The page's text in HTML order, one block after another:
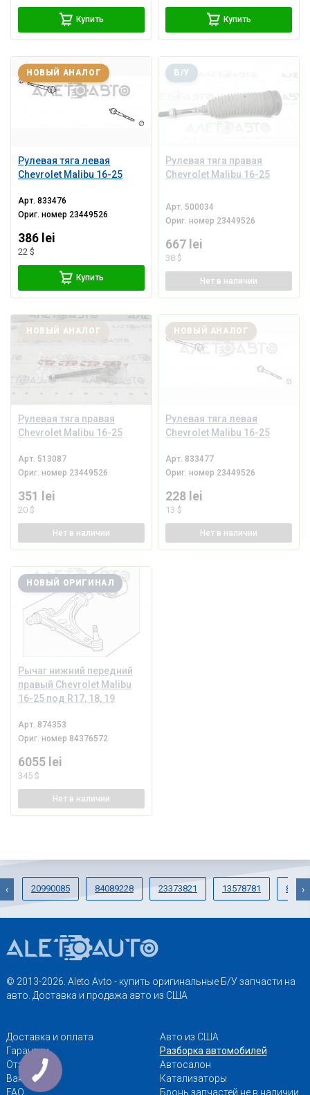
Купить Купить
Рулевая тяга левая
Chevrolet Malibu 16-25
НОВЫЙ АНАЛОГ
Арт.833476
Ориг. номер 23449526
386 lei
22 $
Купить
Рулевая тяга правая
Chevrolet Malibu 16-25
Б/У
Арт. 500034
Ориг. номер 23449526
667 lei
38 $
Нет в наличии
Рулевая тяга правая
Chevrolet Malibu 16-25
НОВЫЙ АНАЛОГ
Арт. 513087
Ориг. номер 23449526
351 lei
20 $
Нет в наличии
Рулевая тяга левая
Chevrolet Malibu 16-25
НОВЫЙ АНАЛОГ
Арт. 833477
Ориг. номер 23449526
228 lei
13 $
Нет в наличии
Рычаг нижний передний
правый Chevrolet Malibu
16-25 под R17, 18, 19
НОВЫЙ ОРИГИНАЛ
Арт. 874353
Ориг. номер 84376572
6055 lei
345 $
Нет в наличии
20990085 84089228 23373821 13578781
‹ ›
© 2013-2026. Aleto Avto - купить оригинальные Б/У запчасти на
авто. Доставка и продажа авто из США
Доставка и оплата
Гарантии
Отзывы
Вакансии
FAQ
Авто из США
Разборка автомобилей
Автосалон
Катализаторы
Бронь запчастей не в наличии